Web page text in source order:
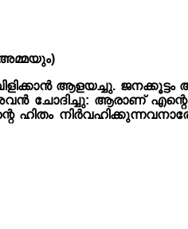
ആളയച്ചു.
ചോദിച്ചു: ആരാണ്
ഹിതം